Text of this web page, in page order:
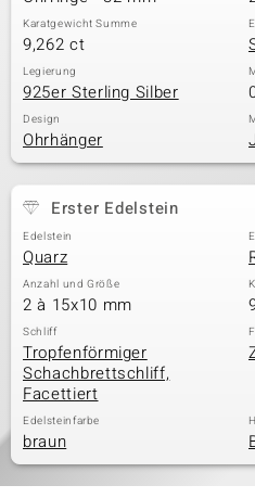
Karatgewicht Summe
9,262 ct
Legierung
925er Sterling Silber
Design
Ohrhänger
Erster Edelstein
Edelstein
Quarz
Anzahl und Größe
2 à 15x10 mm
Schliff
Tropfenförmiger
Schachbrettschliff,
Facettiert
Edelsteinfarbe
braun